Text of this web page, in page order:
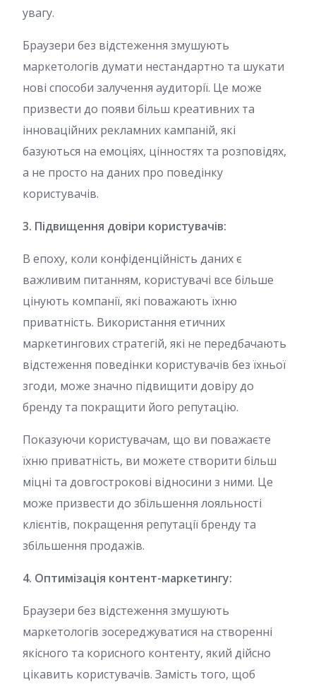
увагу.
Браузери без відстеження змушують
маркетологів думати нестандартно та шукати
нові способи залучення аудиторії. Це може
призвести до появи більш креативних та
інноваційних рекламних кампаній, які
базуються на емоціях, цінностях та розповідях,
а не просто на даних про поведінку
користувачів.
3. Підвищення довіри користувачів:
В епоху, коли конфіденційність даних є
важливим питанням, користувачі все більше
цінують компанії, які поважають їхню
приватність. Використання етичних
маркетингових стратегій, які не передбачають
відстеження поведінки користувачів без їхньої
згоди, може значно підвищити довіру до
бренду та покращити його репутацію.
Показуючи користувачам, що ви поважаєте
їхню приватність, ви можете створити більш
міцні та довгострокові відносини з ними. Це
може призвести до збільшення лояльності
клієнтів, покращення репутації бренду та
збільшення продажів.
4. Оптимізація контент-маркетингу:
Браузери без відстеження змушують
маркетологів зосереджуватися на створенні
якісного та корисного контенту, який дійсно
цікавить користувачів. Замість того, щоб